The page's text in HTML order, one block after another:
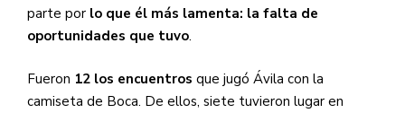
parte por lo que él más lamenta: la falta de
oportunidades que tuvo.
Fueron 12 los encuentros que jugó Ávila con la
camiseta de Boca. De ellos, siete tuvieron lugar en